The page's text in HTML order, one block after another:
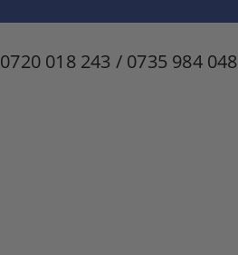
0720 018 243 / 0735 984 048